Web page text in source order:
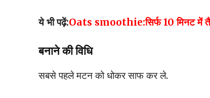
ये भी पढ़ें:Oats smoothie:सिर्फ 10 मिनट में
बनाने की विधि
सबसे पहले मटन को धोकर साफ कर ले.